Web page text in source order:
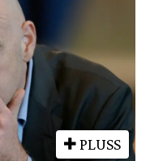
PLUSS